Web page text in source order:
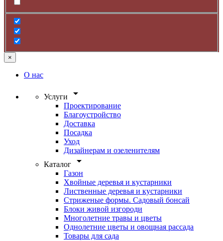
×
О нас
Услуги arrow_drop_down
Проектирование
Благоустройство
Доставка
Посадка
Уход
Дизайнерам и озеленителям
Каталог
arrow_drop_down
Газон
Хвойные деревья и кустарники
Лиственные деревья и кустарники
Стриженые формы. Садовый бонсай
Блоки живой изгороди
Многолетние травы и цветы
Однолетние цветы и овощная рассада
Товары для сада